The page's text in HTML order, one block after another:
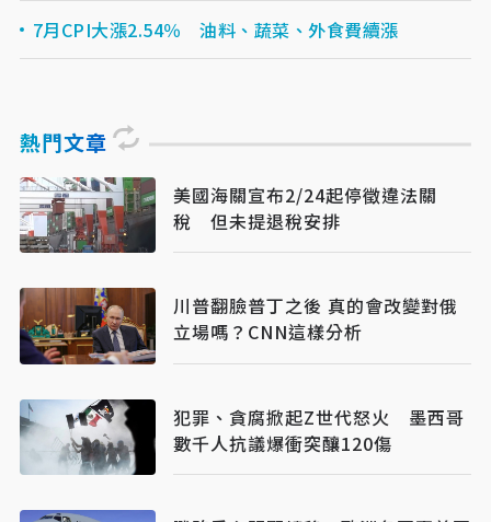
7月CPI大漲2.54％ 油料、蔬菜、外食費續漲
熱門文章
美國海關宣布2/24起停徵違法關
稅 但未提退稅安排
川普翻臉普丁之後 真的會改變對俄
立場嗎？CNN這樣分析
犯罪、貪腐掀起Z世代怒火 墨西哥
數千人抗議爆衝突釀120傷